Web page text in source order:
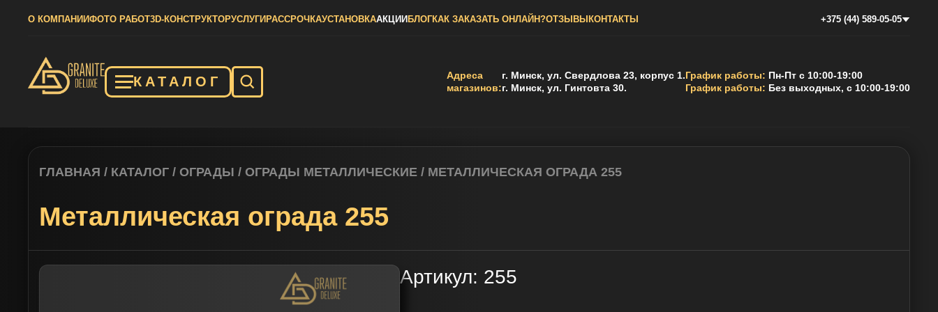
О КОМПАНИИФОТО РАБОТ3D-КОНСТРУКТОРУСЛУГИ РАССРОЧКАУСТАНОВКААКЦИИ БЛОГКАК ЗАКАЗАТЬ ОНЛАЙН?ОТЗЫВЫ КОНТАКТЫ +375 (44) 589-05-05
КАТАЛОГ
Адреса
магазинов:
г. Минск, ул. Свердлова 23, корпус 1.
г. Минск, ул. Гинтовта 30.
График работы: Пн-Пт с 10:00-19:00
График работы: Без выходных, с 10:00-19:00
ГЛАВНАЯ / КАТАЛОГ / ОГРАДЫ / ОГРАДЫ МЕТАЛЛИЧЕСКИЕ / МЕТАЛЛИЧЕСКАЯ ОГРАДА 255
Металлическая ограда 255
Артикул: 255